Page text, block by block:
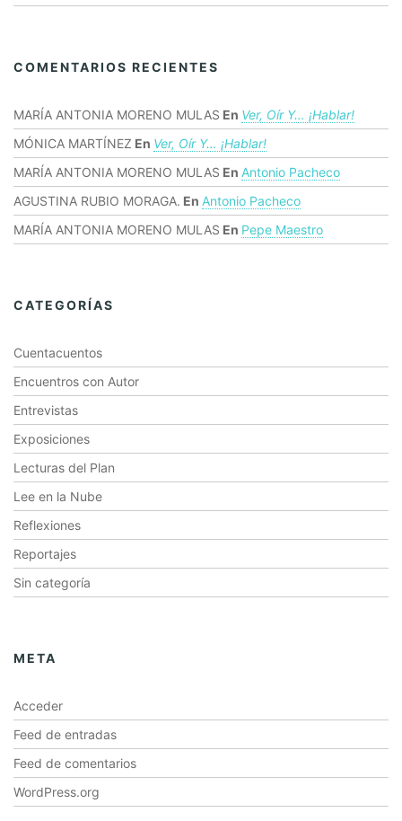
COMENTARIOS RECIENTES
MARÍA ANTONIA MORENO MULAS En Ver, Oír Y… ¡hablar!
MÓNICA MARTÍNEZ En Ver, Oír Y… ¡hablar!
MARÍA ANTONIA MORENO MULAS En Antonio Pacheco
AGUSTINA RUBIO MORAGA. En Antonio Pacheco
MARÍA ANTONIA MORENO MULAS En Pepe Maestro
CATEGORÍAS
Cuentacuentos
Encuentros con Autor
Entrevistas
Exposiciones
Lecturas del Plan
Lee en la Nube
Reflexiones
Reportajes
Sin categoría
META
Acceder
Feed de entradas
Feed de comentarios
WordPress.org